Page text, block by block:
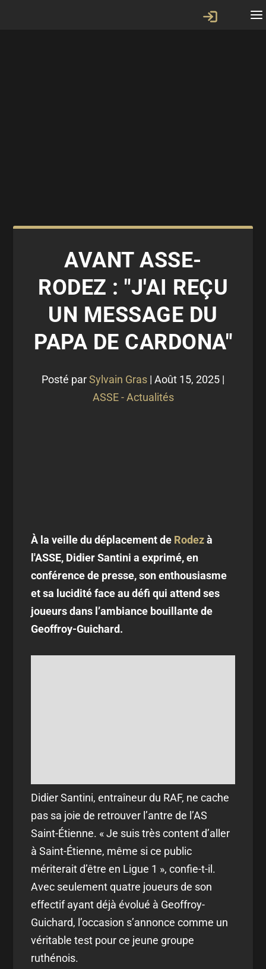
AVANT ASSE-
RODEZ : "J'AI REÇU
UN MESSAGE DU
PAPA DE CARDONA"
Posté parSylvain Gras | Août 15, 2025 |
ASSE - Actualités
À la veille du déplacement de Rodezà
l'ASSE, Didier Santini a exprimé, en
conférence de presse, son enthousiasme
et sa lucidité face au défi qui attend ses
joueurs dans l’ambiance bouillante de
Geoffroy-Guichard.
Didier Santini, entraîneur du RAF, ne cache
pas sa joie de retrouver l’antre de l’AS
Saint-Étienne. « Je suis très content d’aller
à Saint-Étienne, même si ce public
mériterait d’être en Ligue 1 », confie-t-il.
Avec seulement quatre joueurs de son
effectif ayant déjà évolué à Geoffroy-
Guichard, l’occasion s’annonce comme un
véritable test pour ce jeune groupe
ruthénois.